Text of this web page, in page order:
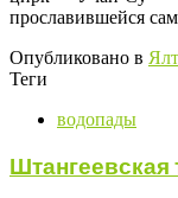
прославившейся
Опубликовано в
Теги
водопады
Штангеевская